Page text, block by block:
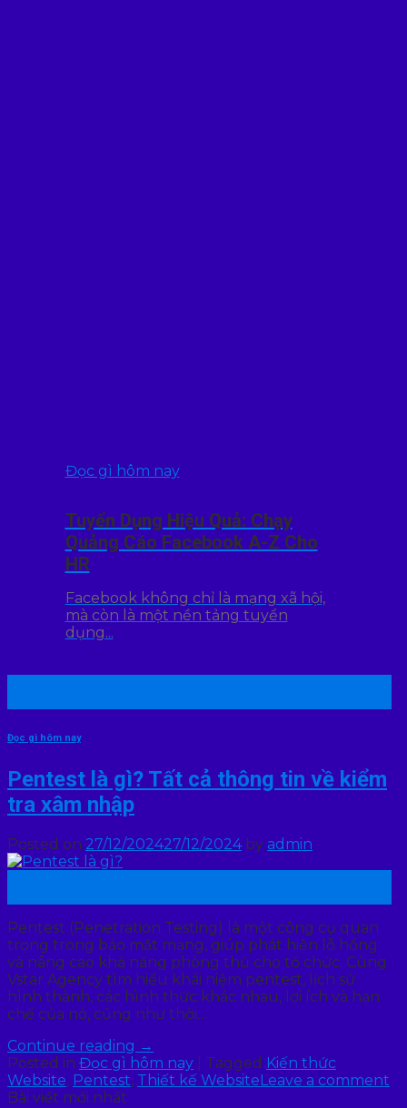
Đọc gì hôm nay
Tuyển Dụng Hiệu Quả: Chạy
Quảng Cáo Facebook A-Z Cho
HR
Facebook không chỉ là mạng xã hội,
mà còn là một nền tảng tuyển
dụng...
Đọc gì hôm nay
Pentest là gì? Tất cả thông tin về kiểm
tra xâm nhập
Posted on 27/12/202427/12/2024by admin
Pentest (Penetration Testing) là một công cụ quan
trọng trong bảo mật mạng, giúp phát hiện lỗ hổng
và nâng cao khả năng phòng thủ cho tổ chức. Cùng
Vstar Agency tìm hiểu khái niệm pentest, lịch sử
hình thành, các hình thức khác nhau, lợi ích và hạn
chế của nó, cũng như thời…
Continue reading →
Posted in Đọc gì hôm nay Tagged Kiến thức
Website, Pentest, Thiết kế Website Leave a comment
Bài viết mới nhất